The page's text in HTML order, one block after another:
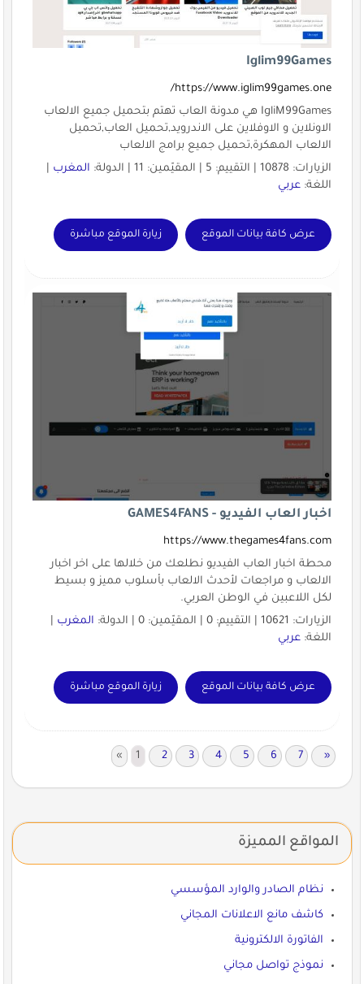
Iglim99Games
https://www.iglim99games.one/
IgliM99Games هي مدونة العاب تهتم بتحميل جميع الالعاب
الاونلاين و الاوفلاين على الاندرويد,تحميل العاب,تحميل
الالعاب المهكرة,تحميل جميع برامج الالعاب
الزيارات: 10878 | التقييم: 5 | المقيّمين: 11 | الدولة:
المغرب|
اللغة: عربي
عرض كافة بيانات الموقع زيارة الموقع مباشرة
اخبار العاب الفيديو - GAMES4FANS
https://www.thegames4fans.com
محطة اخبار العاب الفيديو نطلعك من خلالها على اخر اخبار
الالعاب و مراجعات لأحدث الالعاب بأسلوب مميز و بسيط
لكل اللاعبين في الوطن العربي.
الزيارات: 10621 | التقييم: 0 | المقيّمين: 0 | الدولة:
المغرب|
اللغة: عربي
عرض كافة بيانات الموقع زيارة الموقع مباشرة
« 2 3 4 5 6 7 »
المواقع المميزة
نظام الصادر والوارد المؤسسي
كاشف مانع الاعلانات المجاني
الفاتورة الالكترونية
نموذج تواصل مجاني